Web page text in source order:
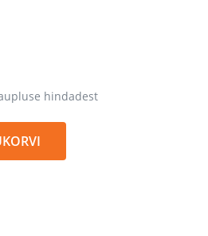
hindadest